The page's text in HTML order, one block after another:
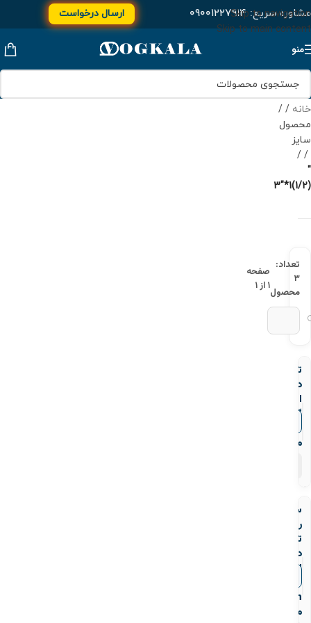
Skip to navigation
Skip to main content
مشاوره سریع:۰۹۰۰۱۲۲۷۹۱۴ ارسال درخواست
منو
خانه /
محصول
سایز
/
"
(1/2)1*"3
تعداد:
۳
محصول
صفحه
۱ از ۱
تبدیل
دنده
ای
گالوانیزه
Mech
مک
سه
راه
تبدیلی
دنده
ای
گالوانیزه
Mech
مک